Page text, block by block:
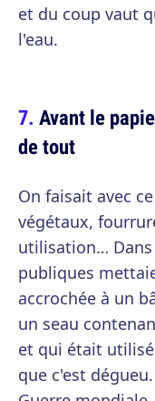
et du coup vaut
l'eau.
Avant le
de tout
On faisait avec
végétaux,
utilisation…
publiques
accrochée à un
un seau
et qui était
que c'est